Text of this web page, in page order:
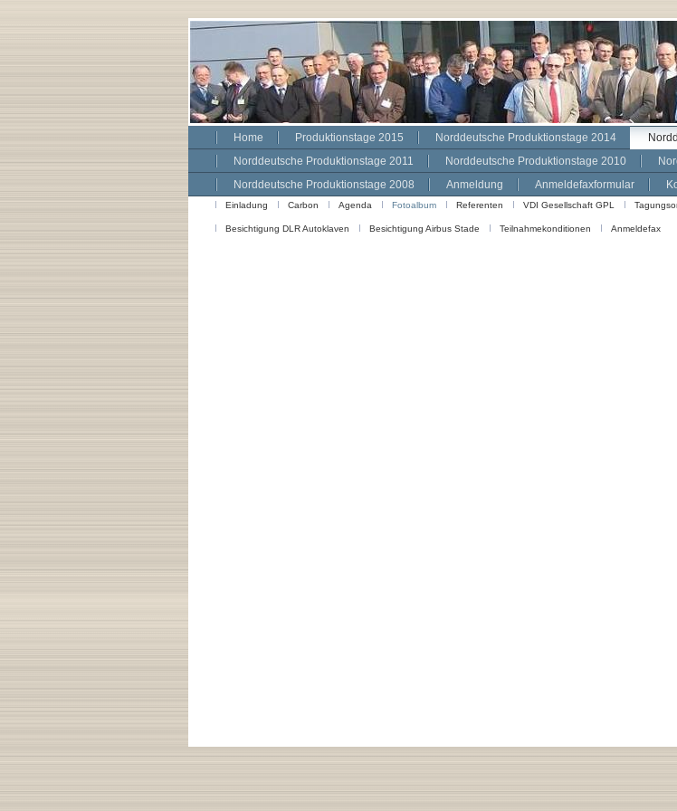
Home Produktionstage 2015 Norddeutsche Produktionstage 2014
Norddeutsche Produktionstage 2011
Norddeutsche Produktionstage 2010
Norddeutsche Produktionstage 2008
Anmeldung Anmeldefaxformular
Einladung Carbon Agenda Fotoalbum Referenten VDI Gesellschaft GPL
Besichtigung DLR Autoklaven Besichtigung Airbus Stade Teilnahmekonditionen Anmeldefax